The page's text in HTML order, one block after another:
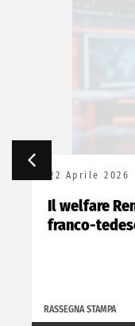
22 Aprile 2026
Il welfare
franco-
RASSEGNA STAMPA